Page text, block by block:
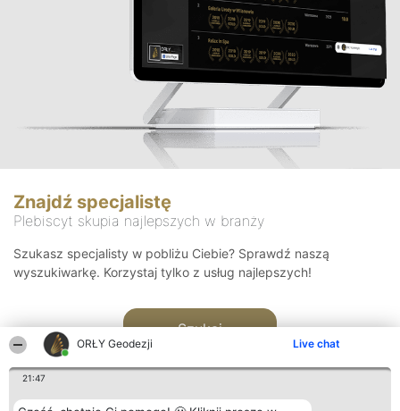
ORŁY Geodezji Live chat
21:47
Znajdź specjalistę
Plebiscyt skupia najlepszych w branży
Szukasz specjalisty w pobliżu Ciebie? Sprawdź naszą
wyszukiwarkę. Korzystaj tylko z usług najlepszych!
Szukaj